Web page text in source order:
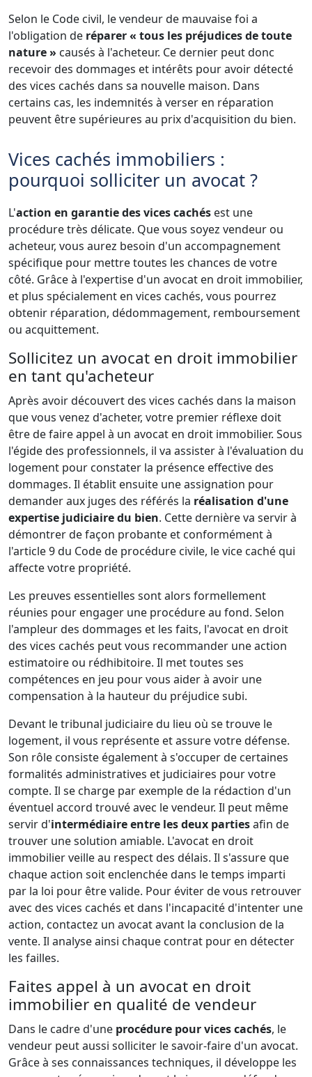
Selon le Code civil, le vendeur de mauvaise foi a
l'obligation de réparer « tous les préjudices de toute
nature » causés à l'acheteur. Ce dernier peut donc
recevoir des dommages et intérêts pour avoir détecté
des vices cachés dans sa nouvelle maison. Dans
certains cas, les indemnités à verser en réparation
peuvent être supérieures au prix d'acquisition du bien.
Vices cachés immobiliers :
pourquoi solliciter un avocat ?
L'action en garantie des vices cachés est une
procédure très délicate. Que vous soyez vendeur ou
acheteur, vous aurez besoin d'un accompagnement
spécifique pour mettre toutes les chances de votre
côté. Grâce à l'expertise d'un avocat en droit immobilier,
et plus spécialement en vices cachés, vous pourrez
obtenir réparation, dédommagement, remboursement
ou acquittement.
Sollicitez un avocat en droit immobilier
en tant qu'acheteur
Après avoir découvert des vices cachés dans la maison
que vous venez d'acheter, votre premier réflexe doit
être de faire appel à un avocat en droit immobilier. Sous
l'égide des professionnels, il va assister à l'évaluation du
logement pour constater la présence effective des
dommages. Il établit ensuite une assignation pour
demander aux juges des référés la réalisation d'une
expertise judiciaire du bien. Cette dernière va servir à
démontrer de façon probante et conformément à
l'article 9 du Code de procédure civile, le vice caché qui
affecte votre propriété.
Les preuves essentielles sont alors formellement
réunies pour engager une procédure au fond. Selon
l'ampleur des dommages et les faits, l'avocat en droit
des vices cachés peut vous recommander une action
estimatoire ou rédhibitoire. Il met toutes ses
compétences en jeu pour vous aider à avoir une
compensation à la hauteur du préjudice subi.
Devant le tribunal judiciaire du lieu où se trouve le
logement, il vous représente et assure votre défense.
Son rôle consiste également à s'occuper de certaines
formalités administratives et judiciaires pour votre
compte. Il se charge par exemple de la rédaction d'un
éventuel accord trouvé avec le vendeur. Il peut même
servir d'intermédiaire entre les deux partiesafin de
trouver une solution amiable. L'avocat en droit
immobilier veille au respect des délais. Il s'assure que
chaque action soit enclenchée dans le temps imparti
par la loi pour être valide. Pour éviter de vous retrouver
avec des vices cachés et dans l'incapacité d'intenter une
action, contactez un avocat avant la conclusion de la
vente. Il analyse ainsi chaque contrat pour en détecter
les failles.
Faites appel à un avocat en droit
immobilier en qualité de vendeur
Dans le cadre d'une procédure pour vices cachés, le
vendeur peut aussi solliciter le savoir-faire d'un avocat.
Grâce à ses connaissances techniques, il développe les